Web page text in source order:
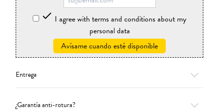
 I agree with terms and conditions about my
personal data
Avísame cuando esté disponible
Entrega
¿Garantía anti-rotura?